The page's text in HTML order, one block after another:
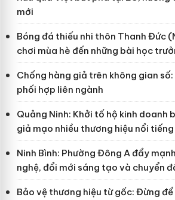
mới
Bóng đá thiếu nhi thôn Thanh Đức
chơi mùa hè đến những bài học
Chống hàng giả trên không gian
phối hợp liên ngành
Quảng Ninh: Khởi tố hộ kinh doanh
giả mạo nhiều thương hiệu nổi tiếng
Ninh Bình: Phường Đông A đẩy
nghệ, đổi mới sáng tạo và chuyển
Bảo vệ thương hiệu từ gốc: Đừng